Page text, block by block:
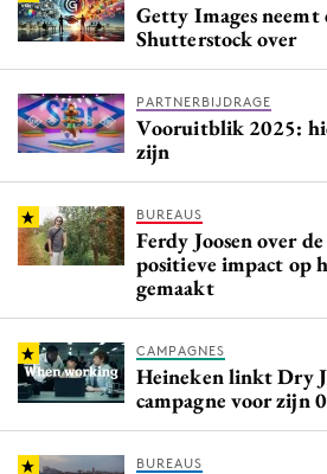
Getty Images
Shutterstock over
PARTNERBIJDRAGE
Vooruitblik 2025:
zijn
BUREAUS
Ferdy Joosen over
positieve impact op
gemaakt
CAMPAGNES
Heineken linkt Dry
campagne voor zijn
BUREAUS